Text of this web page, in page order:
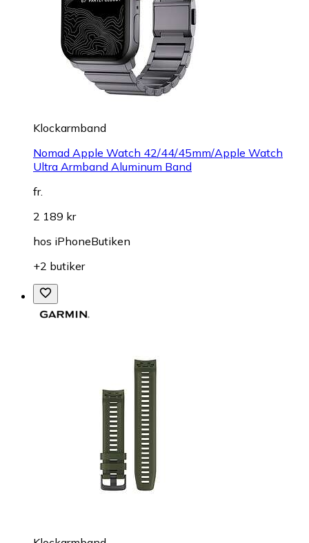
Klockarmband
Nomad Apple Watch 42/44/45mm/Apple Watch
Ultra Armband Aluminum Band
fr.
2 189 kr
hos iPhoneButiken
+2 butiker